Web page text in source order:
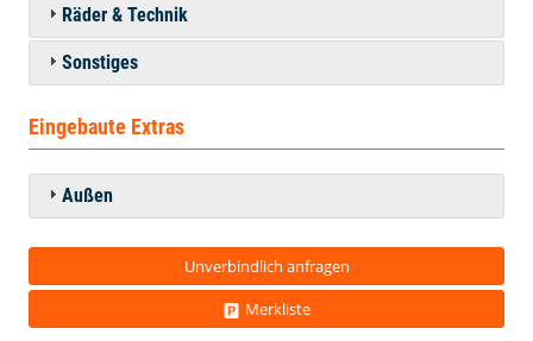
Räder & Technik
Sonstiges
Eingebaute Extras
Außen
Unverbindlich anfragen
Merkliste